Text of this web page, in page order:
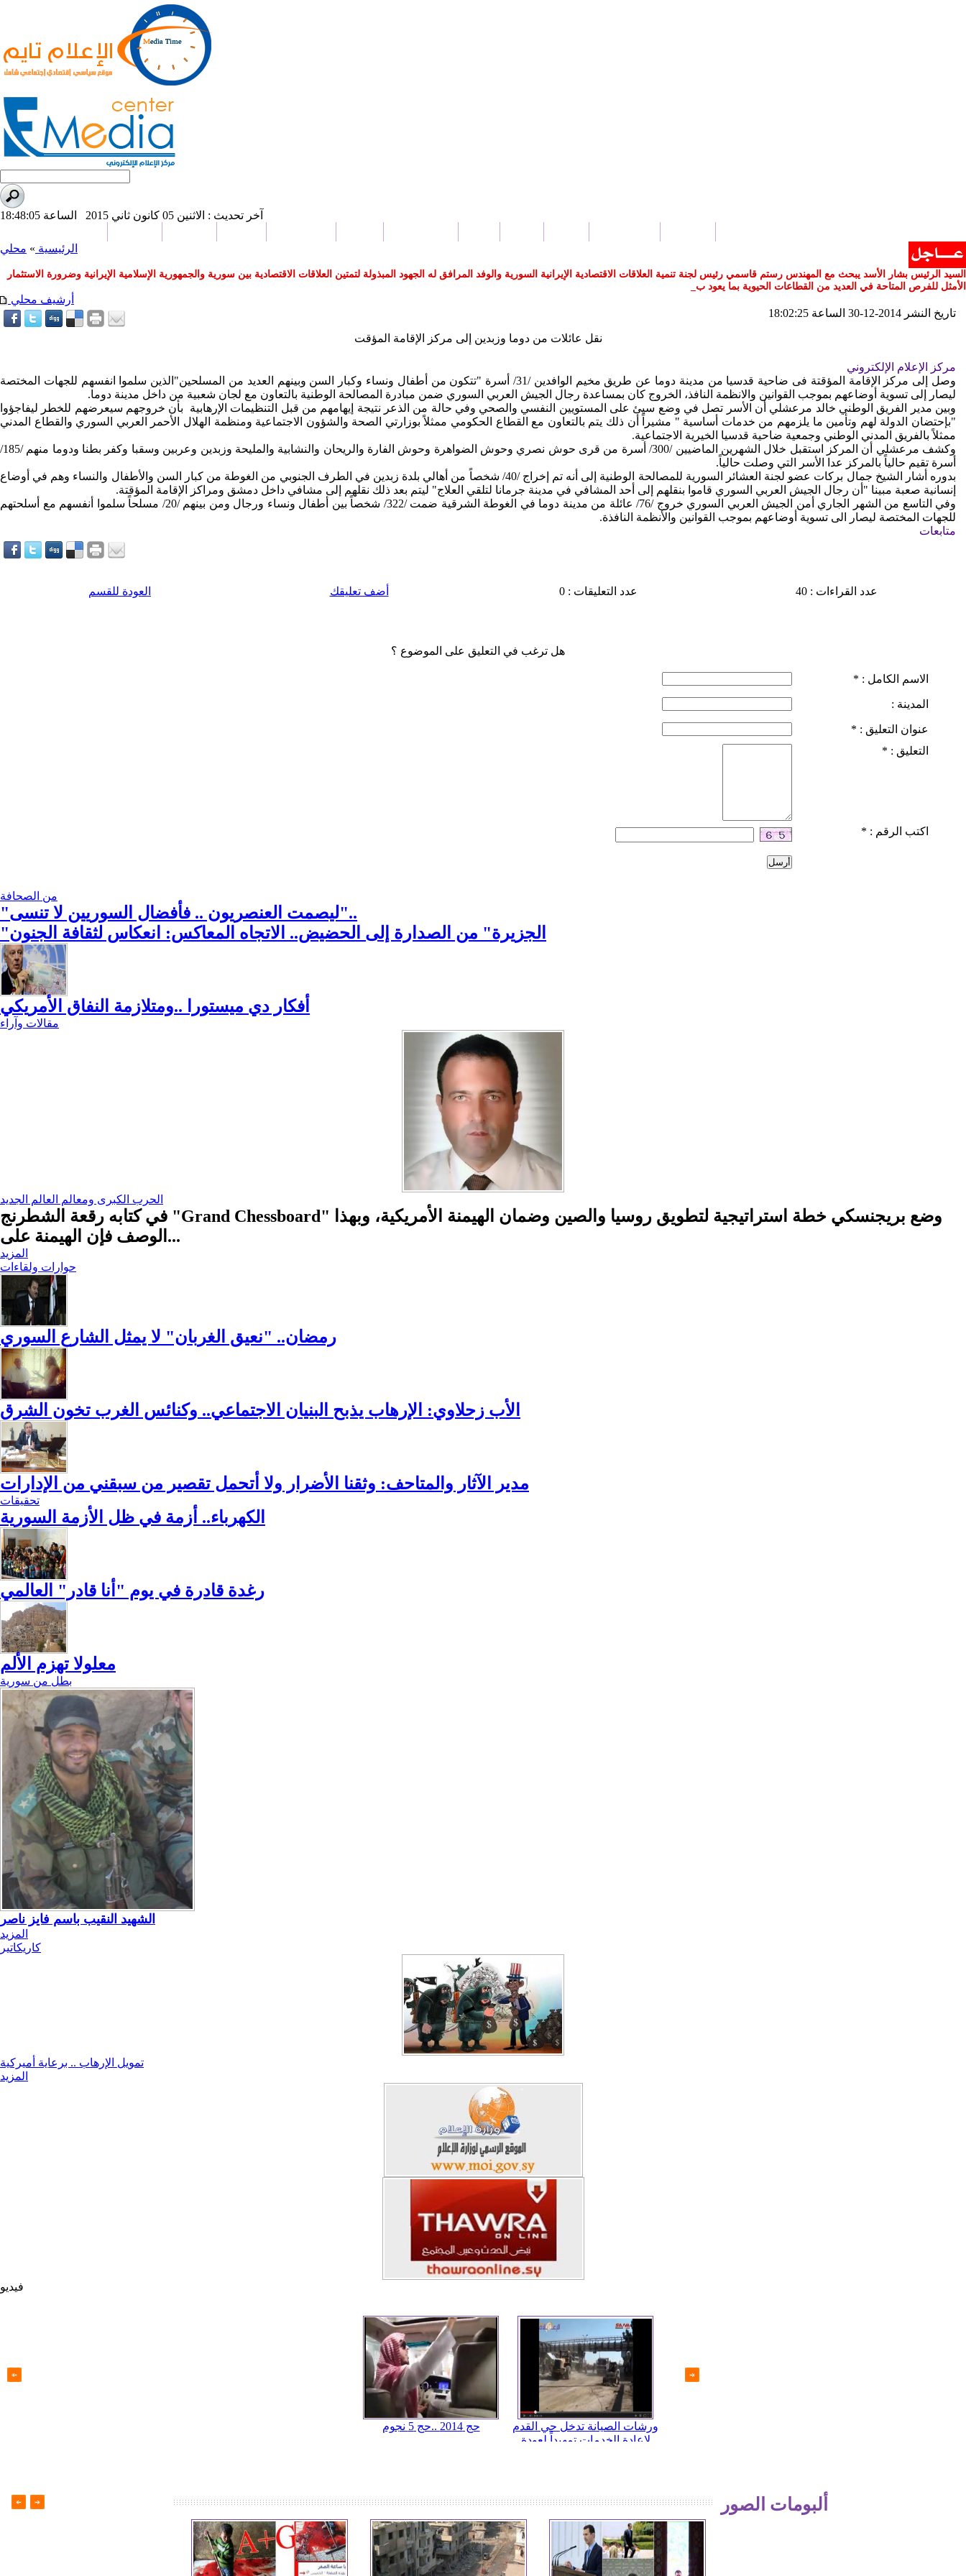
آخر تحديث : الاثنين 05 كانون ثاني 2015 الساعة 18:48:05
السيد الرئيس بشار الأسد يبحث مع المهندس رستم قاسمي رئيس لجنة تنمية العلاقات الاقتصادية الإيرانية السورية والوفد المرافق له الجهود المبذولة لتمتين العلاقات الاقتصادية بين سورية والجمهورية الإسلامية الإيرانية وضرورة الاستثمار
الأمثل للفرص المتاحة في العديد من القطاعات الحيوية بما يعود بالمنفعة على البل_
الرئيسية » محلي
أرشيف محلي
تاريخ النشر 2014-12-30 الساعة 18:02:25
نقل عائلات من دوما وزبدين إلى مركز الإقامة المؤقت
مركز الإعلام الإلكتروني
وصل إلى مركز الإقامة المؤقتة فى ضاحية قدسيا من مدينة دوما عن طريق مخيم الوافدين /31/ أسرة "تتكون من أطفال ونساء وكبار السن وبينهم العديد من المسلحين"الذين سلموا انفسهم للجهات المختصة
ليصار إلى تسوية أوضاعهم بموجب القوانين والانظمة النافذ، الخروج كان بمساعدة رجال الجيش العربي السوري ضمن مبادرة المصالحة الوطنية بالتعاون مع لجان شعبية من داخل مدينة دوما.
وبين مدير الفريق الوطني خالد مرعشلي أن الأسر تصل في وضع سيئ على المستويين النفسي والصحي وفي حالة من الذعر نتيجة إيهامهم من قبل التنظيمات الإرهابية بأن خروجهم سيعرضهم للخطر ليفاجؤوا
"بإحتضان الدولة لهم وتأمين ما يلزمهم من خدمات أساسية " مشيراً أن ذلك يتم بالتعاون مع القطاع الحكومي ممثلاً بوزارتي الصحة والشؤون الاجتماعية ومنظمة الهلال الأحمر العربي السوري والقطاع المدني
ممثلاً بالفريق المدني الوطني وجمعية ضاحية قدسيا الخيرية الاجتماعية.
وكشف مرعشلي أن المركز استقبل خلال الشهرين الماضيين /300/ أسرة من قرى حوش نصري وحوش الضواهرة وحوش الفارة والريحان والنشابية والمليحة وزبدين وعربين وسقبا وكفر بطنا ودوما منهم /185/
أسرة تقيم حالياً بالمركز عدا الأسر التي وصلت حالياً.
بدوره أشار الشيخ جمال بركات عضو لجنة العشائر السورية للمصالحة الوطنية إلى أنه تم إخراج /40/ شخصاً من أهالي بلدة زبدين في الطرف الجنوبي من الغوطة من كبار السن والأطفال والنساء وهم في أوضاع
إنسانية صعبة مبينا "أن رجال الجيش العربي السوري قاموا بنقلهم إلى أحد المشافي في مدينة جرمانا لتلقي العلاج" ليتم بعد ذلك نقلهم إلى مشافي داخل دمشق ومراكز الإقامة المؤقتة.
وفي التاسع من الشهر الجاري أمن الجيش العربي السوري خروج /76/ عائلة من مدينة دوما في الغوطة الشرقية ضمت /322/ شخصاً بين أطفال ونساء ورجال ومن بينهم /20/ مسلحاً سلموا أنفسهم مع أسلحتهم
للجهات المختصة ليصار الى تسوية أوضاعهم بموجب القوانين والأنظمة النافذة.
متابعات
العودة للقسم أضف تعليقك عدد التعليقات : 0 عدد القراءات : 40
هل ترغب في التعليق على الموضوع ؟
الاسم الكامل : *
المدينة :
عنوان التعليق : *
التعليق : *
اكتب الرقم : *
من الصحافة
"ليصمت العنصريون .. فأفضال السوريين لا تنسى"..
"الجزيرة" من الصدارة إلى الحضيض.. الاتجاه المعاكس: انعكاس لثقافة الجنون
أفكار دي ميستورا ..ومتلازمة النفاق الأمريكي
مقالات وآراء
الحرب الكبرى ومعالم العالم الجديد
في كتابه رقعة الشطرنج "Grand Chessboard" وضع بريجنسكي خطة استراتيجية لتطويق روسيا والصين وضمان الهيمنة الأمريكية، وبهذا
الوصف فإن الهيمنة على...
المزيد
حوارات ولقاءات
رمضان.. "نعيق الغربان" لا يمثل الشارع السوري
الأب زحلاوي: الإرهاب يذبح البنيان الاجتماعي.. وكنائس الغرب تخون الشرق
مدير الآثار والمتاحف: وثقنا الأضرار ولا أتحمل تقصير من سبقني من الإدارات
تحقيقات
الكهرباء.. أزمة في ظل الأزمة السورية
رغدة قادرة في يوم "أنا قادر" العالمي
معلولا تهزم الألم
بطل من سورية
الشهيد النقيب باسم فايز ناصر
المزيد
كاريكاتير
تمويل الإرهاب .. برعاية أميركية
المزيد
فيديو
حج 2014 ..حج 5 نجوم
ورشات الصيانة تدخل حي القدم
لإعادة الخدمات تمهيداً لعودة
ألبومات الصور